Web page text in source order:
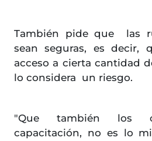
También pide que las
sean seguras, es decir,
acceso a cierta cantidad
lo considera un riesgo.
"Que también los
capacitación, no es lo